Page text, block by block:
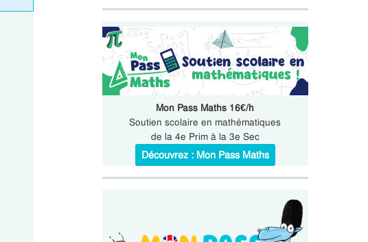
Mon Pass Maths 16€/h
Soutien scolaire en mathématiques
de la 4e Prim à la 3e Sec
Découvrez : Mon Pass Maths